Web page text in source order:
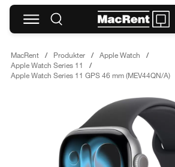
MacRent Produkter
Apple Watch
Apple Watch Series 11
Apple Watch Series 11 GPS 46 mm (MEV44QN/A)